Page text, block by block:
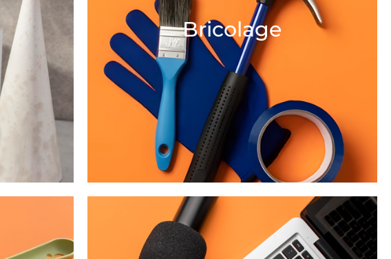
Bricolage